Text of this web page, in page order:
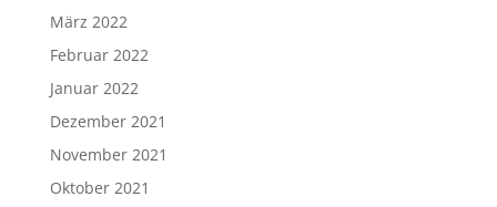
März 2022
Februar 2022
Januar 2022
Dezember 2021
November 2021
Oktober 2021